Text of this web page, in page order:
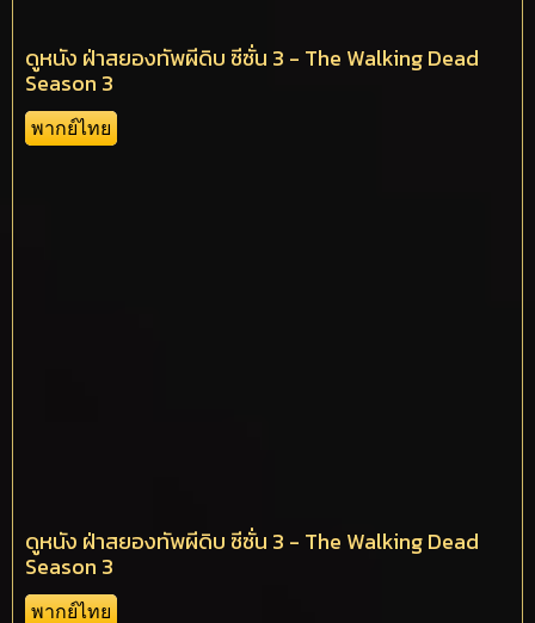
ดูหนัง ฝ่าสยองทัพผีดิบ ซีซั่น 3 - The Walking Dead
Season 3
พากย์ไทย
ดูหนัง ฝ่าสยองทัพผีดิบ ซีซั่น 3 - The Walking Dead
Season 3
พากย์ไทย